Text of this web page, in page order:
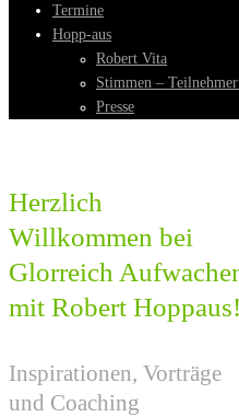
Termine
Hopp-aus
Robert Vita
Stimmen –
Presse
Herzlich
Willkommen bei
Glorreich
mit Robert Hoppaus!
Inspira​​tionen, Vorträge
und Coaching